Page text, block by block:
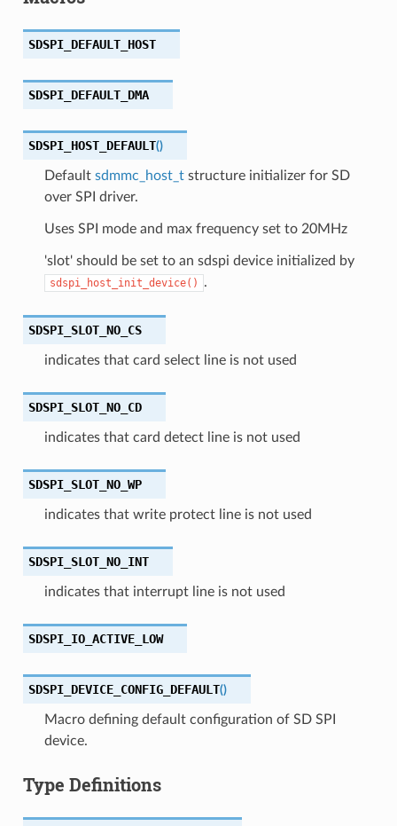
SDSPI_DEFAULT_HOST
SDSPI_DEFAULT_DMA
SDSPI_HOST_DEFAULT()
Default sdmmc_host_tstructure initializer for SD
over SPI driver.
Uses SPI mode and max frequency set to 20MHz
'slot' should be set to an sdspi device initialized by
sdspi_host_init_device() .
SDSPI_SLOT_NO_CS
indicates that card select line is not used
SDSPI_SLOT_NO_CD
indicates that card detect line is not used
SDSPI_SLOT_NO_WP
indicates that write protect line is not used
SDSPI_SLOT_NO_INT
indicates that interrupt line is not used
SDSPI_IO_ACTIVE_LOW
SDSPI_DEVICE_CONFIG_DEFAULT()
Macro defining default configuration of SD SPI
device.
Type Definitions